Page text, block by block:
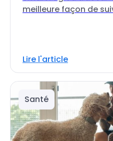
meilleure façon de
Lire l'article
Santé